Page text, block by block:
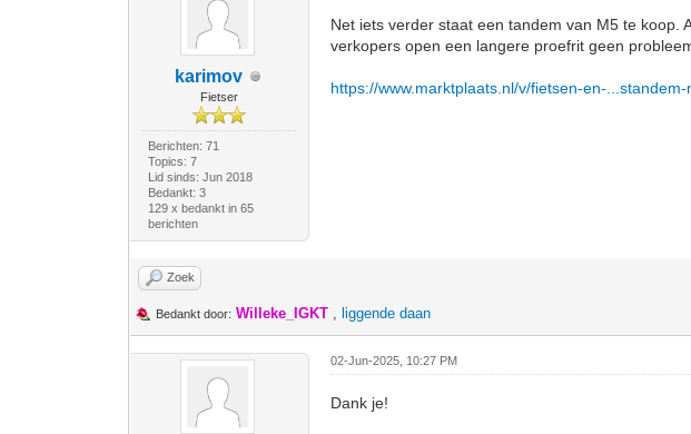
karimov
Fietser
Berichten: 71
Topics: 7
Lid sinds: Jun 2018
Bedankt: 3
129 x bedankt in 65
berichten
Net iets verder staat een tandem van M5 te koop.
verkopers open een langere proefrit geen
https://www.marktplaats.nl/v/fietsen-en-...standem-
Zoek
Bedankt door: Willeke_IGKT , liggende daan
02-Jun-2025, 10:27 PM
Dank je!